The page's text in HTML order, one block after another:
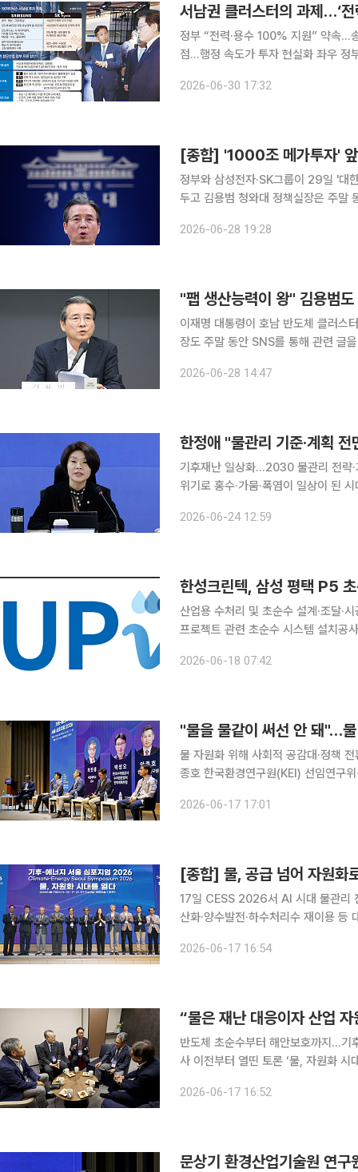
정부 “전력·용수 100% 지원” 약속…
점…행정 속도가 투자 현실화 좌우 정부가 서남권을 제2 반도체 생산거점으로 육성하겠다는 청사진
투자 선언만으로 반도체 클러스터가
2026-06-30 17:32
정부와 삼성전자·SK그룹이 29일 '대
두고 김용범 청와대 정책실장은 주말
이 왜 필요한지, 정부와 기업이 각각
2026-06-28 19:28
이재명 대통령이 호남 반도체 클러스
장도 주말 동안 SNS를 통해 관련 글
라를 연결하는 경제 논리로 메가프로
2026-06-28 14:47
한정애 "물관리 기준·계획
기후재난 일상화…2030 물관리 전략·
위기로 홍수·가뭄·폭염이 일상이 된
엇을 해야 하나?'를 주제로 토론회를
2026-06-24 12:59
한성크린텍, 삼성 평택 P5
산업용 수처리 및 초순수 설계·조달·
프로젝트 관련 초순수 시스템 설치공
17일 삼성이앤에이로부터 평택캠퍼
2026-06-18 07:42
"물을 물같이 써선 안 돼"…
물 자원화 위해 사회적 공감대·정책 전
종호 한국환경연구원(KEI) 선임연구
게 평가받지 못했다"며 "자원화를 위
2026-06-17 17:01
[종합] 물, 공급 넘어 자원
17일 CESS 2026서 AI 시대 물관리
산화·양수발전·하수처리수 재이용 등 대안 제시 AI 시대 물관리 과제가 용수
서 신규 수원 확보만으로는 산업용수
2026-06-17 16:54
“물은 재난 대응이자 산업
반도체 초순수부터 해안보호까지…
사 이전부터 열띤 토론 ‘물, 자원화 시대를 열다’를 주제로 17일 서울 강남 ST센터에 열린 ‘기후-에
사 시작 전부터 물의 자원화를 둘러싼
2026-06-17 16:52